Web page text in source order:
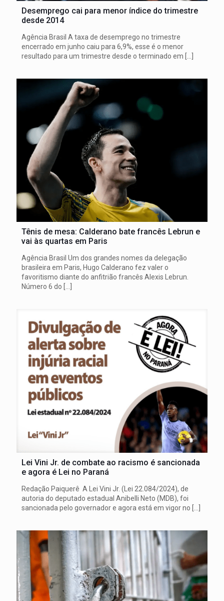
Desemprego cai para menor índice do trimestre
desde 2014
Agência Brasil A taxa de desemprego no trimestre
encerrado em junho caiu para 6,9%, esse é o menor
resultado para um trimestre desde o terminado em […]
Tênis de mesa: Calderano bate francês Lebrun e
vai às quartas em Paris
Agência Brasil Um dos grandes nomes da delegação
brasileira em Paris, Hugo Calderano fez valer o
favoritismo diante do anfitrião francês Alexis Lebrun.
Número 6 do
Lei Vini Jr. de combate ao racismo é sancionada
e agora é Lei no Paraná
Redação Paiquerê A Lei Vini Jr. (Lei 22.084/2024), de
autoria do deputado estadual Anibelli Neto (MDB), foi
sancionada pelo governador e agora está em vigor no […]